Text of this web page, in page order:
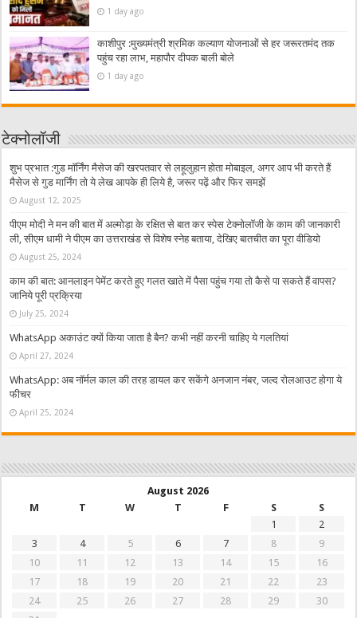
1 day ago
काशीपुर :मुख्यमंत्री श्रमिक कल्याण योजनाओं से हर जरूरतमंद तक
पहुंच रहा लाभ, महापौर दीपक बाली बोले
1 day ago
टेक्नोलॉजी
शुभ प्रभात :गुड मॉर्निंग मैसेज की खरपतवार से लहूलुहान होता मोबाइल, अगर आप भी करते हैं
मैसेज से गुड मार्निंग तो ये लेख आपके ही लिये है, जरूर पढ़ें और फिर समझें
August 12, 2025
पीएम मोदी ने मन की बात में अल्मोड़ा के रक्षित से बात कर स्पेस टेक्नोलॉजी के काम की जानकारी
ली, सीएम धामी ने पीएम का उत्तराखंड से विशेष स्नेह बताया, देखिए बातचीत का पूरा वीडियो
August 25, 2024
काम की बात: आनलाइन पेमेंट करते हुए गलत खाते में पैसा पहुंच गया तो कैसे पा सकते हैं वापस?
जानिये पूरी प्रक्रिया
July 25, 2024
WhatsApp अकाउंट क्यों किया जाता है बैन? कभी नहीं करनी चाहिए ये गलतियां
April 27, 2024
WhatsApp: अब नॉर्मल काल की तरह डायल कर सकेंगे अनजान नंबर, जल्द रोलआउट होगा ये
फीचर
April 25, 2024
August 2026
M
T W T F S
S
1
2
3
4 5 6 7 8
9
10
11 12 13 14 15
16
17
18 19 20 21 22
23
24
25 26 27 28 29
30